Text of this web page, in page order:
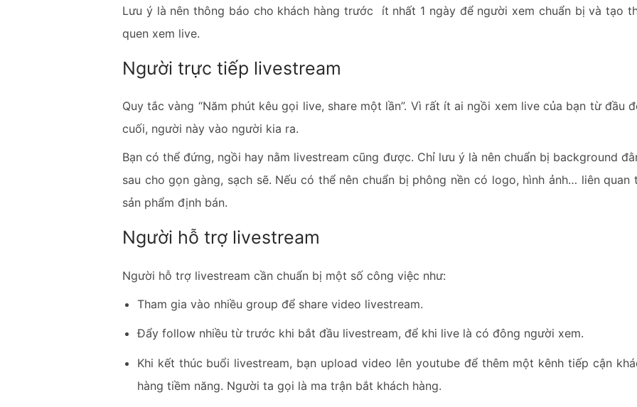
Lưu ý là nên thông báo cho khách hàng trước ít nhất 1 ngày để người xem chuẩn bị và tạo
quen xem live.
Người trực tiếp livestream
Quy tắc vàng “Năm phút kêu gọi live, share một lần”. Vì rất ít ai ngồi xem live của bạn từ đầu
cuối, người này vào người kia ra.
Bạn có thể đứng, ngồi hay nằm livestream cũng được. Chỉ lưu ý là nên chuẩn bị background
sau cho gọn gàng, sạch sẽ. Nếu có thể nên chuẩn bị phông nền có logo, hình ảnh… liên quan
sản phẩm định bán.
Người hỗ trợ livestream
Người hỗ trợ livestream cần chuẩn bị một số công việc như:
Tham gia vào nhiều group để share video livestream.
Đẩy follow nhiều từ trước khi bắt đầu livestream, để khi live là có đông người xem.
Khi kết thúc buổi livestream, bạn upload video lên youtube để thêm một kênh tiếp cận
hàng tiềm năng. Người ta gọi là ma trận bắt khách hàng.